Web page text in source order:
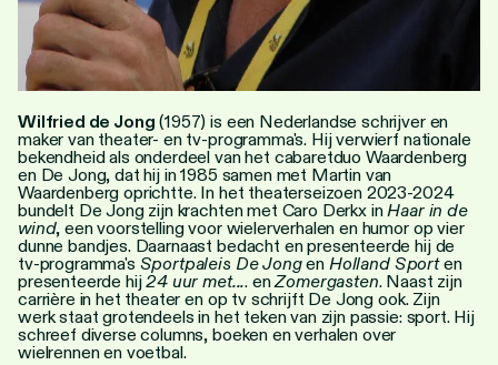
Wilfried de Jong (1957) is een Nederlandse schrijver en
maker van theater- en tv-programma's. Hij verwierf nationale
bekendheid als onderdeel van het cabaretduo Waardenberg
en De Jong, dat hij in 1985 samen met Martin van
Waardenberg oprichtte. In het theaterseizoen 2023-2024
bundelt De Jong zijn krachten met Caro Derkx inHaar in de
wind, een voorstelling voor wielerverhalen en humor op vier
dunne bandjes. Daarnaast bedacht en presenteerde hij de
tv-programma's Sportpaleis De Jongen Holland Sporten
presenteerde hij24 uur met.... enZomergasten. Naast zijn
carrière in het theater en op tv schrijft De Jong ook. Zijn
werk staat grotendeels in het teken van zijn passie: sport. Hij
schreef diverse columns, boeken en verhalen over
wielrennen en voetbal.